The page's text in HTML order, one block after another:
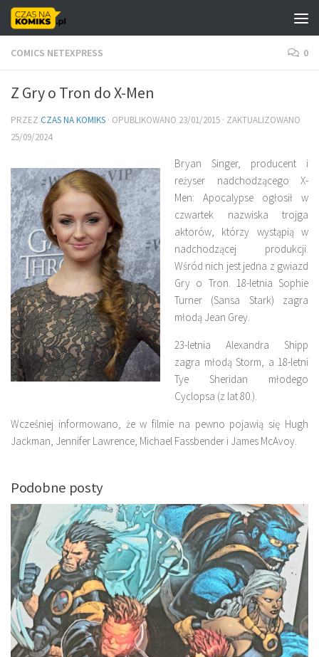
Skip to content
COMICS NETEXPRESS 0
Z Gry o Tron do X-Men
PRZEZ CZAS NA KOMIKS · OPUBLIKOWANO 23/01/2015 · ZAKTUALIZOWANO
25/09/2024
Bryan Singer, producent i
reżyser nadchodzącego X-
Men: Apocalypse ogłosił w
czwartek nazwiska trojga
aktorów, którzy wystąpią w
nadchodzącej produkcji.
Wśród nich jest jedna z gwiazd
Gry o Tron. 18-letnia Sophie
Turner (Sansa Stark) zagra
młodą Jean Grey.
23-letnia Alexandra Shipp
zagra młodą Storm, a 18-letni
Tye Sheridan młodego
Cyclopsa (z lat 80.).
Wcześniej informowano, że w filmie na pewno pojawią się Hugh
Jackman, Jennifer Lawrence, Michael Fassbender i James McAvoy.
Podobne posty